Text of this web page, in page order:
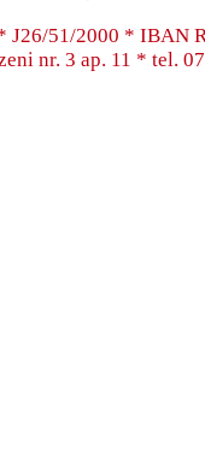
J26/51/2000 * IBAN
nr. 3 ap. 11 * tel.